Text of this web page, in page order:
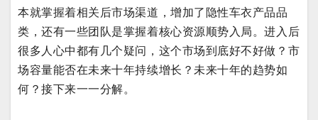
本就掌握着相关后市场渠道，增加了隐性车衣产品品
类，还有一些团队是掌握着核心资源顺势入局。进入后
很多人心中都有几个疑问，这个市场到底好不好做？市
场容量能否在未来十年持续增长？未来十年的趋势如
何？接下来一一分解。